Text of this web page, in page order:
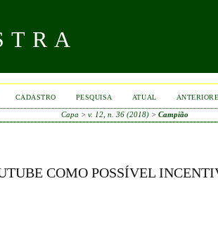
CADASTRO PESQUISA ATUAL
Capa >v. 12, n. 36 (2018) >Campião
COMO POSSÍVEL